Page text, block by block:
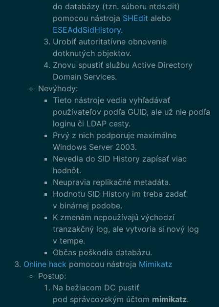
do databázy (tzn. súboru ntds.dit)
pomocou nástroja SHEdit alebo
ESEAddSidHistory.
Urobiť autoritatívne obnovenie
dotknutých objektov.
Znovu spustiť službu Active Directory
Domain Services.
Nevýhody:
Tieto nástroje vedia vyhľadávať
používateľov podľa GUID, ale už nie podľa
loginu či LDAP cesty.
Prvý z nich podporuje maximálne
Windows Server 2003.
Nevedia do SID History zapísať viac
hodnôt.
Neupravia replikačné metadáta.
Hodnotu SID History im treba zadať
v binárnej podobe.
K zmenám nepoužívajú východzí
tranzakčný log, ale vytvoria si nový log
v tempe.
Občas poškodia databázu.
Online hack pomocou nástroja Mimikatz
Postup:
Na bežiacom DC pustiť
pod správcovským účtom mimikatz.